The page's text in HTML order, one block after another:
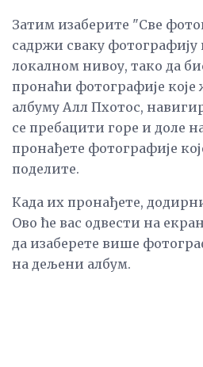
Затим изаберите "Све
садржи сваку
локалном нивоу, тако да
пронаћи фотографије које
албуму Алл Пхотос,
се пребацити горе и доле
пронађете фотографије
поделите.
Када их пронађете,
Ово ће вас одвести на
да изаберете више
на дељени албум.